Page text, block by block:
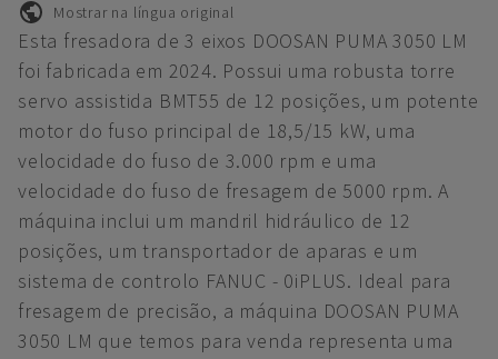
Mostrar na língua original
Esta fresadora de 3 eixos DOOSAN PUMA 3050 LM
foi fabricada em 2024. Possui uma robusta torre
servo assistida BMT55 de 12 posições, um potente
motor do fuso principal de 18,5/15 kW, uma
velocidade do fuso de 3.000 rpm e uma
velocidade do fuso de fresagem de 5000 rpm. A
máquina inclui um mandril hidráulico de 12
posições, um transportador de aparas e um
sistema de controlo FANUC - 0iPLUS. Ideal para
fresagem de precisão, a máquina DOOSAN PUMA
3050 LM que temos para venda representa uma